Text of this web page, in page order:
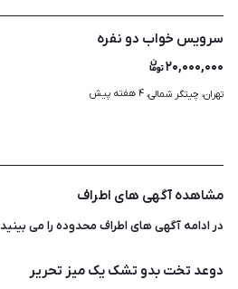
سرویس خواب دو نفره
۲۰,۰۰۰,۰۰۰
تهران، چیتگر شمالی، ۴ هفته پیش
مشاهده آگهی های اطراف
در ادامه آگهی هایاطراف محدودهرا می بینید
دوعد تخت بدو تشک یک میز تحریر